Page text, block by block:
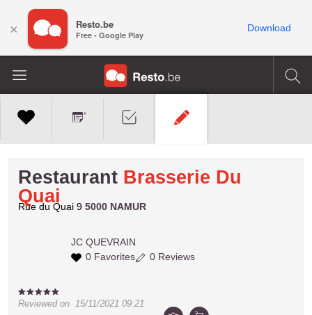
Restaurant Brasserie Du
Quai
Rue du Quai 95000 NAMUR
JC QUEVRAIN
0 Favorites
0 Reviews
Reviewed on15/11/2021 09:21
× Resto.be
Free - Google Play
Download